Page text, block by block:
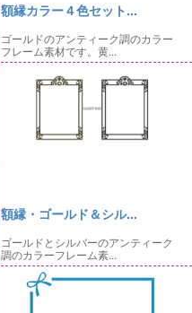
額縁カラー４色セット...
ゴールドのアンティーク調のカラー
フレーム素材です。黄...
額縁・ゴールド＆シル...
ゴールドとシルバーのアンティーク
調のカラーフレーム素...